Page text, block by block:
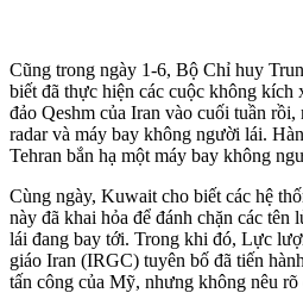
Cũng trong ngày 1-6, Bộ Chỉ huy
biết đã thực hiện các cuộc không kích
đảo Qeshm của Iran vào cuối tuần
radar và máy bay không người lái.
Tehran bắn hạ một máy bay không
Cùng ngày, Kuwait cho biết các hệ
này đã khai hỏa để đánh chặn các
lái đang bay tới. Trong khi đó, Lực
giáo Iran (IRGC) tuyên bố đã tiến
tấn công của Mỹ, nhưng không nêu rõ